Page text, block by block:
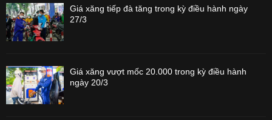
Giá xăng tiếp đà tăng trong kỳ điều hành ngày
27/3
Giá xăng vượt mốc 20.000 trong kỳ điều hành
ngày 20/3